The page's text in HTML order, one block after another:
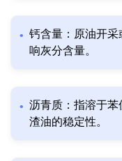
钙含量：原油开
响灰分含量。
沥青质：指溶于
渣油的稳定性。